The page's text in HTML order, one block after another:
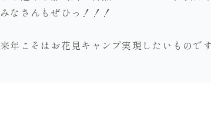
みなさんもぜひっ！！！
来年こそはお花見キャンプ実現したいもの